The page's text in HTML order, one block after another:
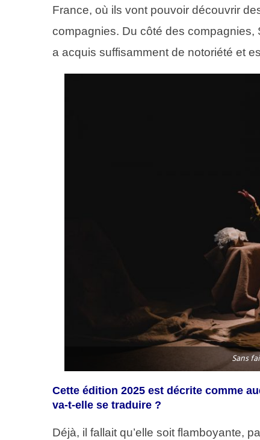
France, où ils vont pouvoir découvrir
compagnies. Du côté des compagnies,
a acquis suffisamment de notoriété et
Sans
Cette édition 2025 est décrite comme
va-t-elle se traduire ?
Déjà, il fallait qu’elle soit flamboyante,